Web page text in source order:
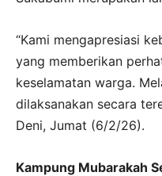
“Kami mengapresiasi
yang memberikan
keselamatan warga.
dilaksanakan secara
Deni, Jumat (6/2/26).
Kampung Mubarakah